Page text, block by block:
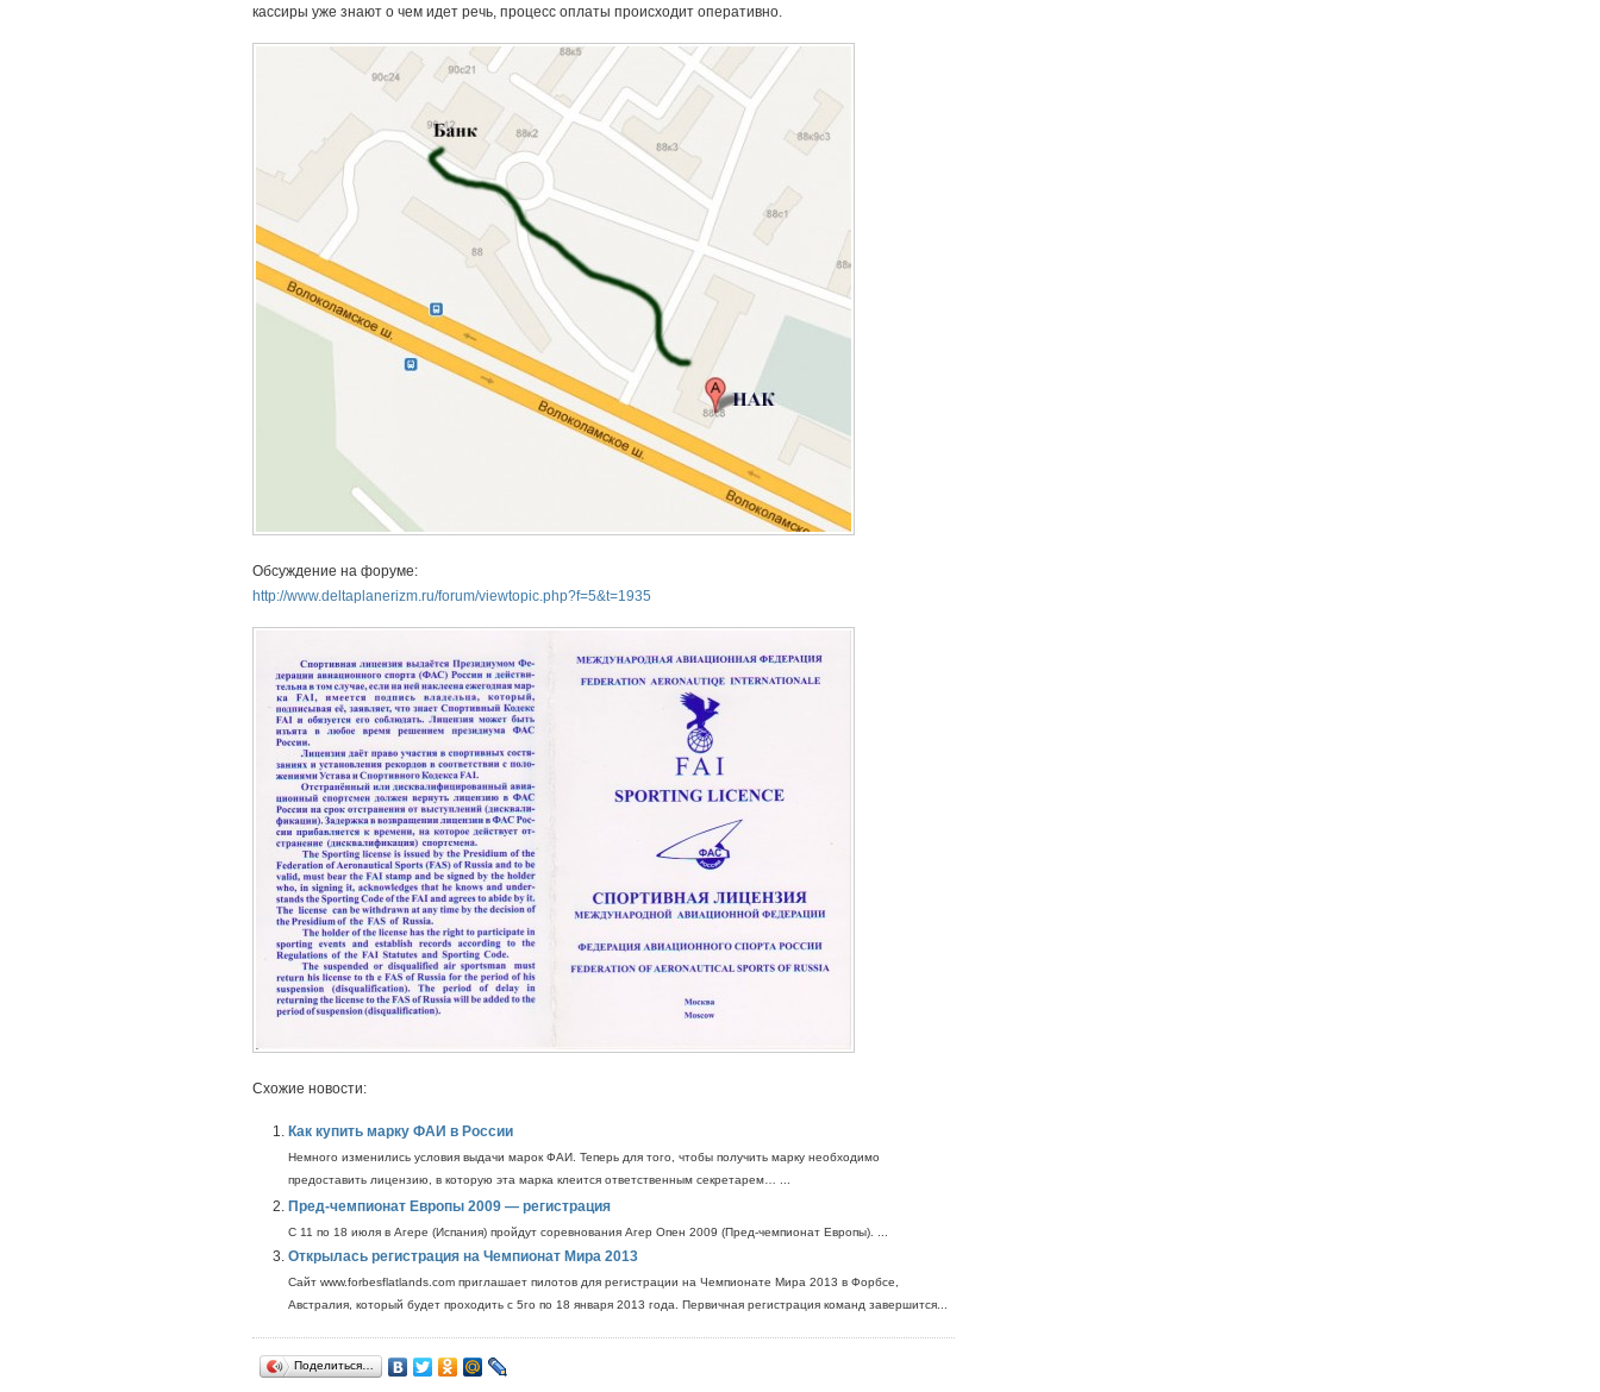
кассиры уже знают о чем идет речь, процесс оплаты происходит оперативно.
Обсуждение на форуме:
http://www.deltaplanerizm.ru/forum/viewtopic.php?f=5&t=1935
Схожие новости:
Как купить марку ФАИ в России
Немного изменились условия выдачи марок ФАИ. Теперь для того, чтобы получить марку необходимо
предоставить лицензию, в которую эта марка клеится ответственным секретарем… ...
Пред-чемпионат Европы 2009 — регистрация
С 11 по 18 июля в Агере (Испания) пройдут соревнования Агер Опен 2009 (Пред-чемпионат Европы). ...
Открылась регистрация на Чемпионат Мира 2013
Сайт www.forbesflatlands.com приглашает пилотов для регистрации на Чемпионате Мира 2013 в Форбсе,
Австралия, который будет проходить с 5го по 18 января 2013 года. Первичная регистрация команд завершится...
Поделиться…